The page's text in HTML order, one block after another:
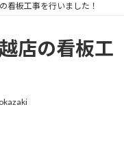
看板工事を行いました！
店の看板工
okazaki